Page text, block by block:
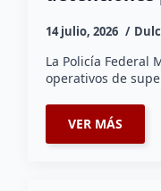
14 julio, 2026
La Policía Federal
operativos de
VER MÁS